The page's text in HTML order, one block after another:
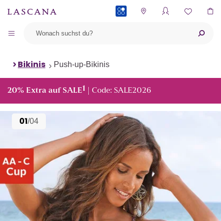
Bikinis Push-up-Bikinis
20% Extra auf SALE1 | Code: SALE2026
01/04